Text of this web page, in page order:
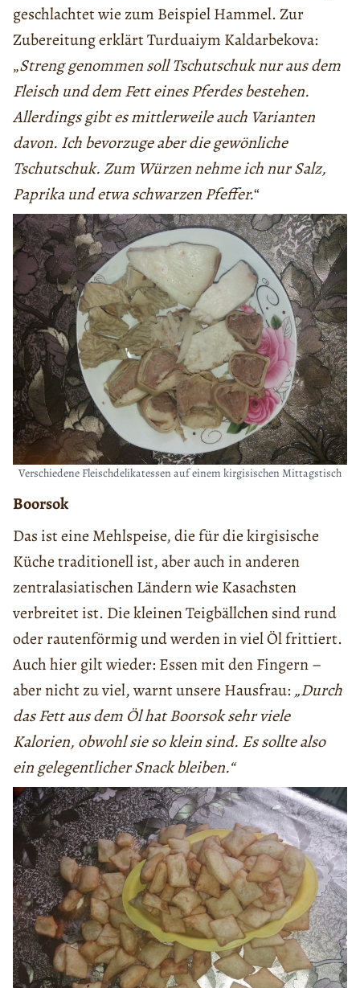
geschlachtet wie zum Beispiel Hammel. Zur
Zubereitung erklärt Turduaiym Kaldarbekova:
„Streng genommen soll Tschutschuk nur aus dem
Fleisch und dem Fett eines Pferdes bestehen.
Allerdings gibt es mittlerweile auch Varianten
davon. Ich bevorzuge aber die gewönliche
Tschutschuk. Zum Würzen nehme ich nur Salz,
Paprika und etwa schwarzen Pfeffer.“
Verschiedene Fleischdelikatessen auf einem kirgisischen Mittagstisch
Boorsok
Das ist eine Mehlspeise, die für die kirgisische
Küche traditionell ist, aber auch in anderen
zentralasiatischen Ländern wie Kasachsten
verbreitet ist. Die kleinen Teigbällchen sind rund
oder rautenförmig und werden in viel Öl frittiert.
Auch hier gilt wieder: Essen mit den Fingern ­–
aber nicht zu viel, warnt unsere Hausfrau: „Durch
das Fett aus dem Öl hat Boorsok sehr viele
Kalorien, obwohl sie so klein sind. Es sollte also
ein gelegentlicher Snack bleiben.“